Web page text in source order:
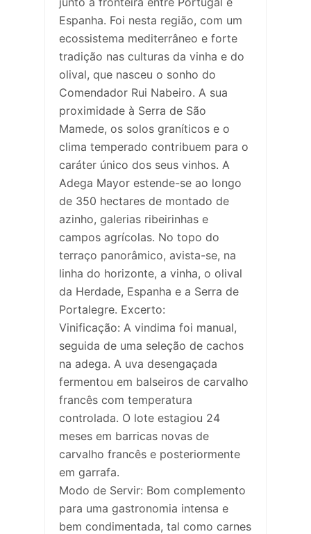
Espanha. Foi nesta região, com um
ecossistema mediterrâneo e forte
tradição nas culturas da vinha e do
olival, que nasceu o sonho do
Comendador Rui Nabeiro. A sua
proximidade à Serra de São
Mamede, os solos graníticos e o
clima temperado contribuem para o
caráter único dos seus vinhos. A
Adega Mayor estende-se ao longo
de 350 hectares de montado de
azinho, galerias ribeirinhas e
campos agrícolas. No topo do
terraço panorâmico, avista-se, na
linha do horizonte, a vinha, o olival
da Herdade, Espanha e a Serra de
Portalegre. Excerto:
Vinificação: A vindima foi manual,
seguida de uma seleção de cachos
na adega. A uva desengaçada
fermentou em balseiros de carvalho
francês com temperatura
controlada. O lote estagiou 24
meses em barricas novas de
carvalho francês e posteriormente
em garrafa.
Modo de Servir: Bom complemento
para uma gastronomia intensa e
bem condimentada, tal como carnes